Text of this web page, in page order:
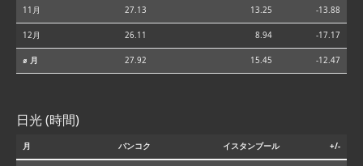
11月 27.13 13.25 -13.88
12月 26.11 8.94 -17.17
⌀ 月 27.92 15.45 -12.47
日光 (時間)
月 バンコク イスタンブール +/-